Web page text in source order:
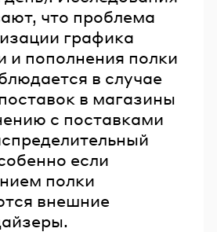
что проблема
графика
и пополнения полки
в случае
в магазины
с поставками
если
полки
внешние